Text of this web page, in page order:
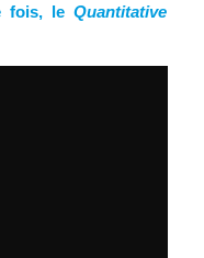
fois, leQuantitative